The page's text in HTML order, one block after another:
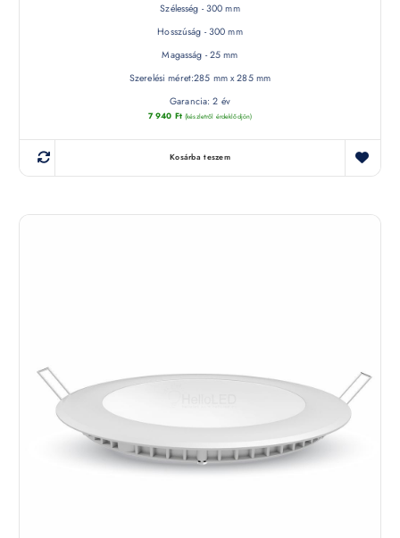
Szélesség - 300 mm
Hosszúság - 300 mm
Magasság - 25 mm
Szerelési méret:285 mm x 285 mm
Garancia: 2 év
7 940 Ft (készletről érdeklődjön)
Kosárba teszem